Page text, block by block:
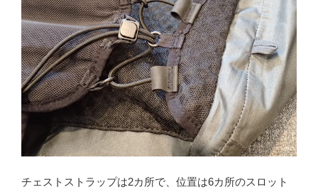
チェストストラップは2カ所で、位置は6カ所のスロット